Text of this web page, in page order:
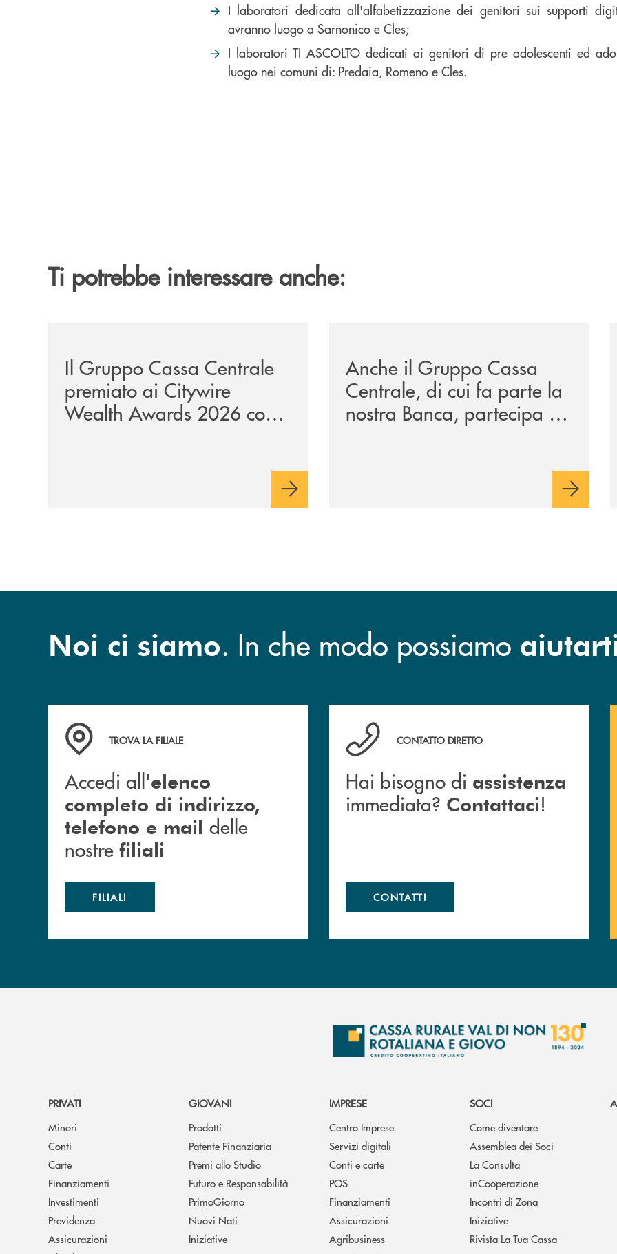
I laboratori dedicata all'alfabetizzazione dei genitori sui supporti
avranno luogo a Sarnonico e Cles;
I laboratori TI ASCOLTO dedicati ai genitori di pre adolescenti ed
luogo nei comuni di: Predaia, Romeno e Cles.
Ti potrebbe interessare anche:
Il Gruppo Cassa Centrale
premiato ai Citywire
Wealth Awards 2026 come
Anche il Gruppo Cassa
Centrale, di cui fa parte la
nostra Banca, partecipa a
EUR.BANK, il progetto di
Noi ci siamo. In che modo possiamo
Accedi all' elenco completo di indirizzo, telefono e mail delle nostre filiali
TROVA LA FILIALE
Accedi all'elenco
completo di indirizzo,
telefono e mail delle
nostre filiali
FILIALI
Hai bisogno di assistenza immediata? Contattaci !
CONTATTO DIRETTO
Hai bisogno di assistenza
immediata? Contattaci!
CONTATTI
PRIVATI
Minori
Conti
Carte
Finanziamenti
Investimenti
Previdenza
Assicurazioni
GIOVANI
Prodotti
Patente Finanziaria
Premi allo Studio
Futuro e Responsabilità
PrimoGiorno
Nuovi Nati
Iniziative
IMPRESE
Centro Imprese
Servizi digitali
Conti e carte
POS
Finanziamenti
Assicurazioni
Agribusiness
SOCI
Come diventare
Assemblea dei Soci
La Consulta
inCooperazione
Incontri di Zona
Iniziative
Rivista La Tua Cassa